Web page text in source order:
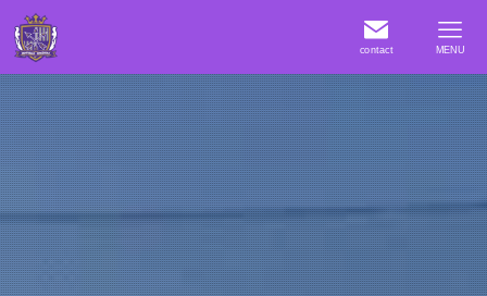
contact MENU